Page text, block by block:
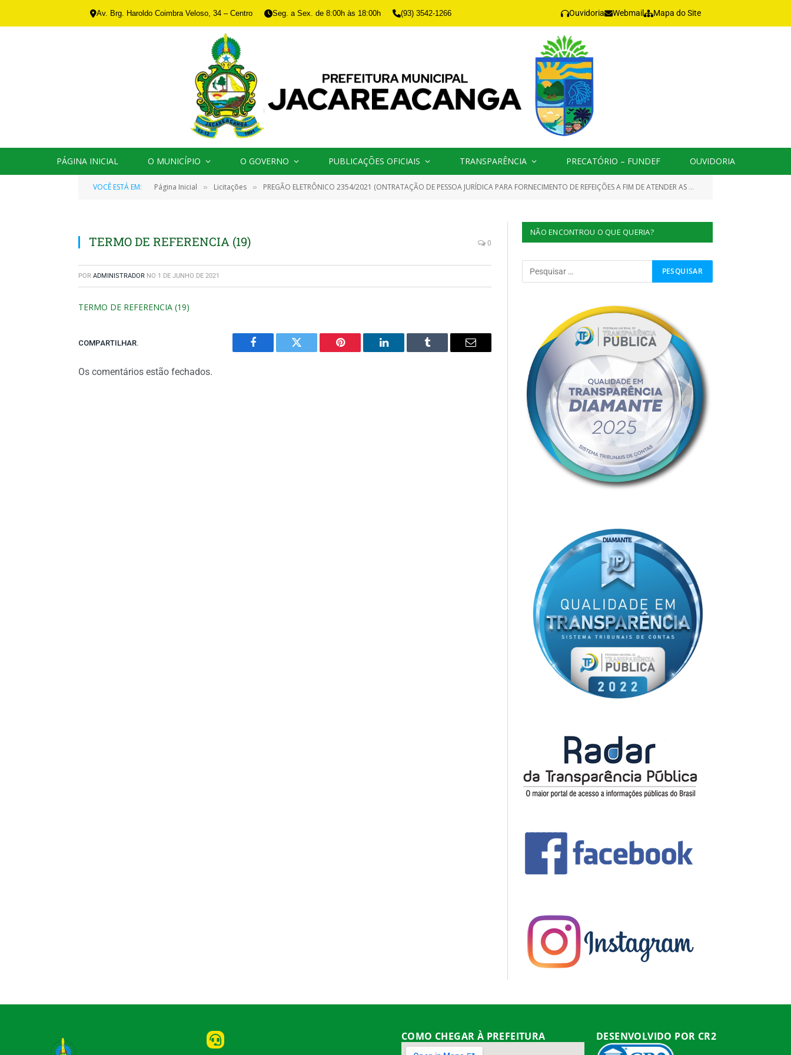
Av. Brg. Haroldo Coimbra Veloso, 34 – Centro Seg. a Sex. de 8:00h às 18:00h (93) 3542-1266 Ouvidoria Webmail Mapa do Site
PÁGINA INICIAL O MUNICÍPIO O GOVERNO PUBLICAÇÕES OFICIAIS TRANSPARÊNCIA PRECATÓRIO – FUNDEF OUVIDORIA
VOCÊ ESTÁ EM: Página Inicial » Licitações » PREGÃO ELETRÔNICO 2354/2021 (ONTRATAÇÃO DE PESSOA JURÍDICA PARA FORNECIMENTO DE REFEIÇÕES A FIM DE ATENDER AS NECESSIDADES DA PREFEITURA MUNICIPAL, SECRETARIAS E FUNDOS DO MUNICÍPIO DE JACAREACANGA/PA)
TERMO DE REFERENCIA (19) 0
POR ADMINISTRADOR NO 1 DE JUNHO DE 2021
TERMO DE REFERENCIA (19)
COMPARTILHAR.
Facebook Twitter Pinterest
O
Tumblr
E-
Os comentários estão fechados.
NÃO ENCONTROU O QUE QUERIA?
COMO CHEGAR À PREFEITURA DESENVOLVIDO POR CR2